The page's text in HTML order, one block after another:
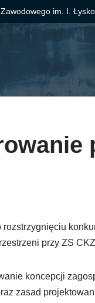
Zawodowego im. I.
przy ZS
koncepcji
zasad